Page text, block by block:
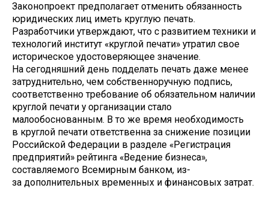
Законопроект предполагает отменить обязанность
юридических лиц иметь круглую печать.
Разработчики утверждают, что с развитием техники и
технологий институт «круглой печати» утратил свое
историческое удостоверяющее значение.
На сегодняшний день подделать печать даже менее
затруднительно, чем собственноручную подпись,
соответственно требование об обязательном наличии
круглой печати у организации стало
малообоснованным. В то же время необходимость
в круглой печати ответственна за снижение позиции
Российской Федерации в разделе «Регистрация
предприятий» рейтинга «Ведение бизнеса»,
составляемого Всемирным банком, из-
за дополнительных временных и финансовых затрат.